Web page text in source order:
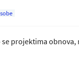
projektima obnova,